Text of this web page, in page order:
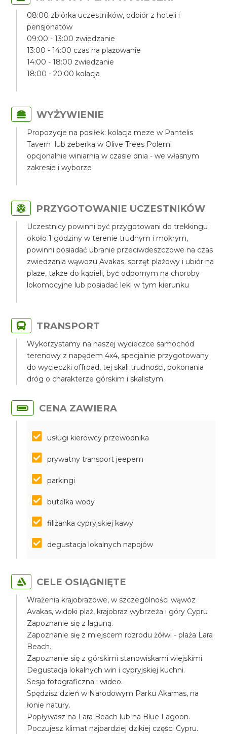
08:00 zbiórka uczestników, odbiór z hoteli i
pensjonatów
09:00 - 13:00 zwiedzanie
13:00 - 14:00 czas na plażowanie
14:00 - 18:00 zwiedzanie
18:00 - 20:00 kolacja
WYŻYWIENIE
Propozycje na posiłek: kolacja meze w Pantelis
Tavern lub żeberka w Olive Trees Polemi
opcjonalnie winiarnia w czasie dnia - we własnym
zakresie i wyborze
PRZYGOTOWANIE UCZESTNIKÓW
Uczestnicy powinni być przygotowani do trekkingu
około 1 godziny w terenie trudnym i mokrym,
powinni posiadać ubranie przeciwdeszczowe na czas
zwiedzania wąwozu Avakas, sprzęt plażowy i ubiór na
plaże, także do kąpieli, być odpornym na choroby
lokomocyjne lub posiadać leki w tym kierunku
TRANSPORT
Wykorzystamy na naszej wycieczce samochód
terenowy z napędem 4x4, specjalnie przygotowany
do wycieczki offroad, tej skali trudności, pokonania
dróg o charakterze górskim i skalistym.
CENA ZAWIERA
usługi kierowcy przewodnika
prywatny transport jeepem
parkingi
butelka wody
filiżanka cypryjskiej kawy
degustacja lokalnych napojów
CELE OSIĄGNIĘTE
Wrażenia krajobrazowe, w szczególności wąwóz
Avakas, widoki plaż, krajobraz wybrzeża i góry Cypru
Zapoznanie się z laguną.
Zapoznanie się z miejscem rozrodu żółwi - plaża Lara
Beach.
Zapoznanie się z górskimi stanowiskami wiejskimi
Degustacja lokalnych win i cypryjskiej kuchni.
Sesja fotograficzna i wideo.
Spędzisz dzień w Narodowym Parku Akamas, na
łonie natury.
Popływasz na Lara Beach lub na Blue Lagoon.
Poczujesz klimat najbardziej dzikiej części Cypru.